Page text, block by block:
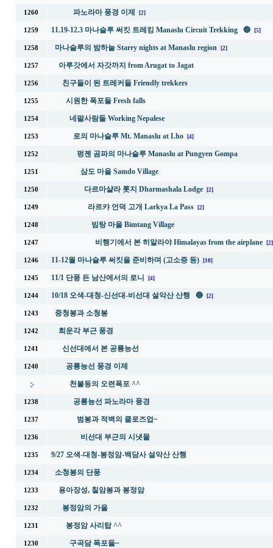
1260 파노라마 풍경 이제 [2]
1259 11.19-12.3 마나슬루 써킷 트레킹 Manaslu Circuit Trekking 🔵 [5]
1258 마나슬루의 밤하늘 Starry nights at Manaslu region [2]
1257 아루갓에서 자갓까지 from Arugat to Jagat
1256 친구들이 된 트레커들 Friendly trekkers
1255 시원한 폭포들 Fresh falls
1254 네팔사람들 Working Nepalese
1253 로의 마나슬루 Mt. Manaslu at Lho [4]
1252 펑젠 곰파의 마나슬루 Manaslu at Pungyen Gompa
1251 삼도 마을 Samdo Village
1250 다르마샬라 롯지 Dharmashala Lodge [2]
1249 라르캬 언덕 고개 Larkya La Pass [2]
1248 빔탕 마을 Bimtang Village
1247 비행기에서 본 히말라야 Himalayas from the airplane [2]
1246 11-12월 마나슬루 써킷을 준비하며 (고소증 등) [10]
1245 11/1 단풍 든 남산에서의 로니 [4]
1244 10/18 오색-대청-신선대-비선대 설악산 산행 🔵 [2]
1243 중청봉과 소청봉
1242 희운각 부근 풍경
1241 신선대에서 본 공룡능선
1240 공룡능선 풍경 이제
천불동의 오련폭포 ^^
1238 공룡능선 파노라마 풍경
1237 범봉과 적벽의 클로즈업~
1236 비선대 부근의 시냇물
1235 9/27 오색-대청-봉정암-백담사 설악산 산행
1234 소청봉의 단풍
1233 용아장성, 칠암봉과 봉정암
1232 봉정암의 가을
1231 봉정암 사리탑 ^^
1230 구곡담 폭포들~